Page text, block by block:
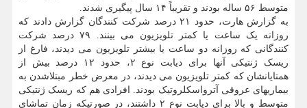
متوسط ۵۶ ساله بودند و تقریباً ۱۴ سال پیگیری شدند.
به گزارش هارت، حدود ۲۱ درصد شرکت کنندگان گزارش دادند که
روزانه یک ساعت یا کمتر تلویزیون می بینند. ۷۹ درصد شرکت
کنندگانی که روزانه دو ساعت یا بیشتر تلویزیون می دیدند، فارغ از
ریسک ژنتیکی آنها برای دیابت نوع ۲، حدود ۱۲ درصد بیش از
همتایانشان که کمتر تلویزیون می دیدند، در معرض خطر مبتلاشدن به
بیماریهای عروقی آترواسکلروتیک بودند. افرادی هم که ریسک ژنتیکی
متوسط و بالا برای دیابت نوع ۲ داشتند، در صورتیکه زمان تماشای